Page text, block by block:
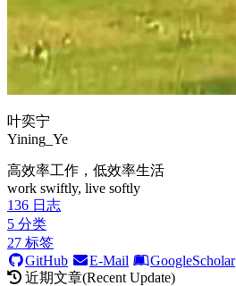
叶奕宁
Yining_Ye
高效率工作，低效率生活
work swiftly, live softly
136 日志
5 分类
27 标签
GitHub
E-Mail GoogleScholar
近期文章(Recent Update)